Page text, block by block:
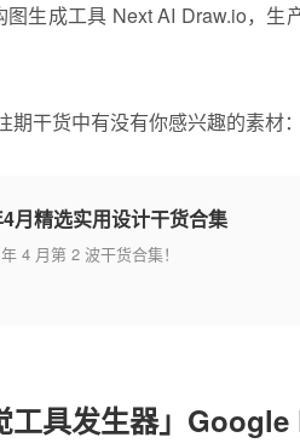
生成工具 Next AI Draw.io，生
干货中有没有你感兴趣的素材：
月精选实用设计干货合集
4 月第 2 波干货合集！
工具发生器」